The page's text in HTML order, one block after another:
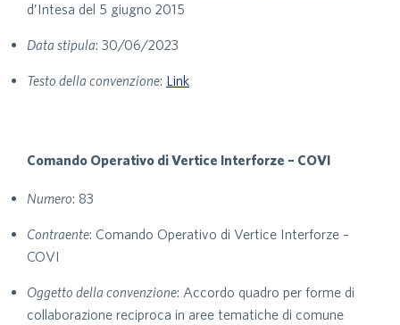
d’Intesa del 5 giugno 2015
Data stipula: 30/06/2023
Testo della convenzione: Link
Comando Operativo di Vertice Interforze – COVI
Numero: 83
Contraente: Comando Operativo di Vertice Interforze –
COVI
Oggetto della convenzione: Accordo quadro per forme di
collaborazione reciproca in aree tematiche di comune